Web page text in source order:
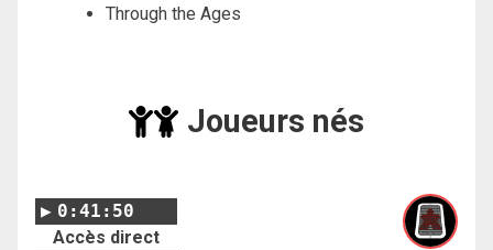
Through the Ages
Joueurs nés
0:41:50
Accès direct